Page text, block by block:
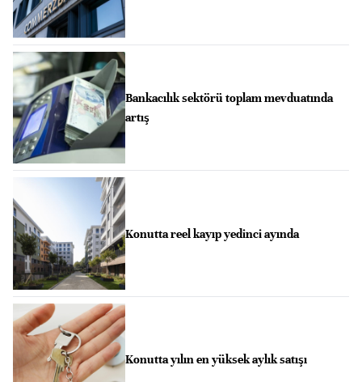
Bankacılık sektörü toplam mevduatında
artış
Konutta reel kayıp yedinci ayında
Konutta yılın en yüksek aylık satışı